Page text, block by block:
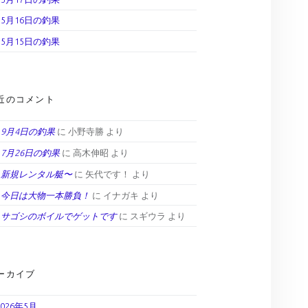
5月16日の釣果
5月15日の釣果
のコメント
9月4日の釣果に 小野寺勝 より
7月26日の釣果に 高木伸昭 より
新規レンタル艇〜に 矢代です！ より
今日は大物一本勝負！ に イナガキ より
サゴシのボイルでゲットですに スギウラ より
カイブ
年5月